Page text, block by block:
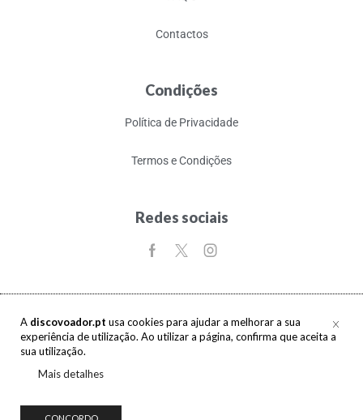
A discovoador.pt usa cookies para ajudar a melhorar a sua
experiência de utilização. Ao utilizar a página, confirma que aceita a
sua utilização.
Mais detalhes
Contactos
Condições
Política de Privacidade
Termos e Condições
Redes sociais
Copyright © 2017-2026 discovoador. Todos os direitos reservados.